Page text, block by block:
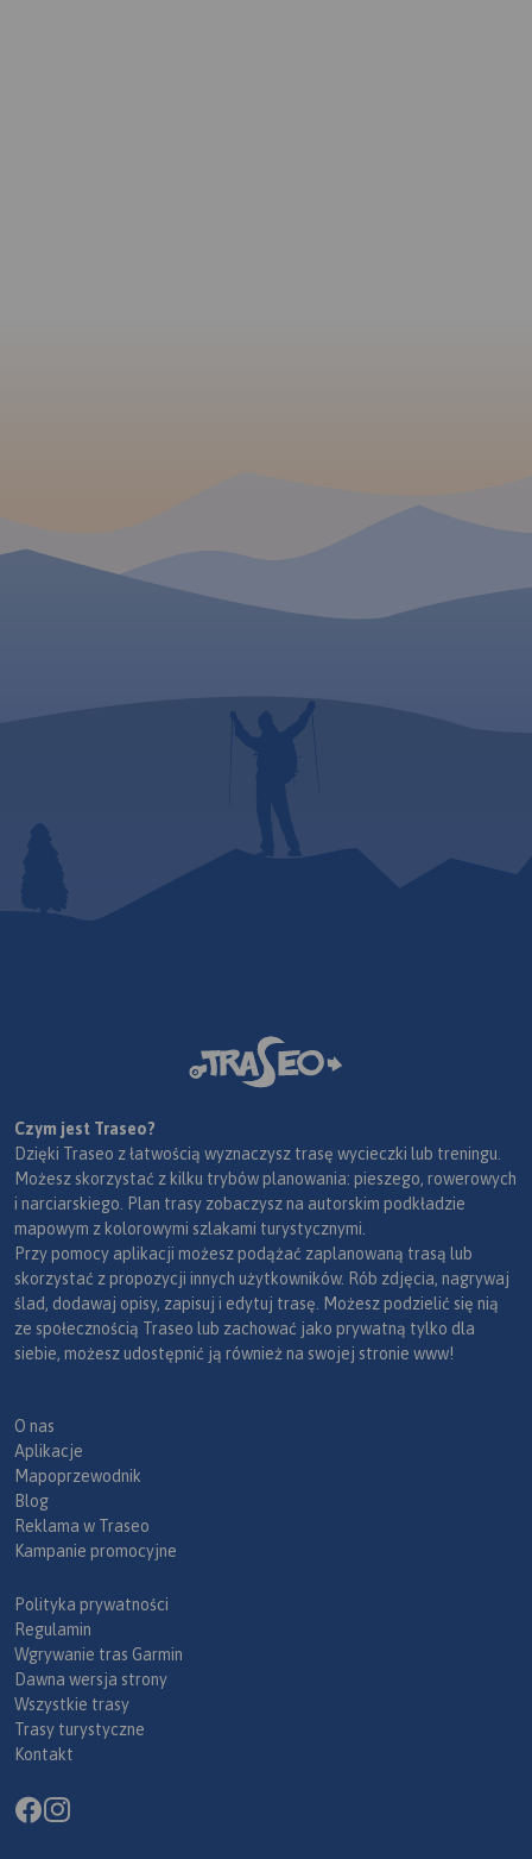
Czym jest Traseo?
Dzięki Traseo z łatwością wyznaczysz trasę wycieczki lub treningu.
Możesz skorzystać z kilku trybów planowania: pieszego, rowerowych
i narciarskiego. Plan trasy zobaczysz na autorskim podkładzie
mapowym z kolorowymi szlakami turystycznymi.
Przy pomocy aplikacji możesz podążać zaplanowaną trasą lub
skorzystać z propozycji innych użytkowników. Rób zdjęcia, nagrywaj
ślad, dodawaj opisy, zapisuj i edytuj trasę. Możesz podzielić się nią
ze społecznością Traseo lub zachować jako prywatną tylko dla
siebie, możesz udostępnić ją również na swojej stronie www!
O nas
Aplikacje
Mapoprzewodnik
Blog
Reklama w Traseo
Kampanie promocyjne
Polityka prywatności
Regulamin
Wgrywanie tras Garmin
Dawna wersja strony
Wszystkie trasy
Trasy turystyczne
Kontakt